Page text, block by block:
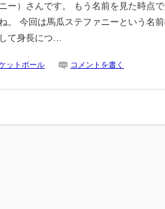
ー）さんです。 もう名前を見た時点
。 今回は馬瓜ステファニーという名
て身長につ…
ットボール コメントを書く